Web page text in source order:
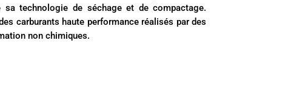
sa technologie de séchage et de compactage.
carburants haute performance réalisés par des
non chimiques.